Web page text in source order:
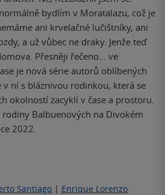
bydlím v Moratalazu, což je
ani krvelačné lučištníky, ani
a už vůbec ne draky. Jenže teď
Přesněji řečeno… ve
je nová série autorů oblíbených
v ní s bláznivou rodinkou, která se
okolností zacyklí v čase a prostoru.
Balbuenových na Divokém
2022.
Santiago | Enrique Lorenzo